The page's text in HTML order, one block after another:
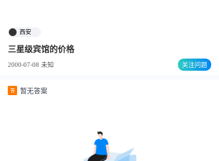
西安
三星级宾馆的价格
2000-07-08 未知 关注问题
答 暂无答案